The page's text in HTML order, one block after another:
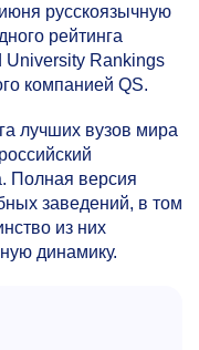
русскоязычную
рейтинга
University Rankings
компанией QS.
лучших вузов мира
Полная версия
заведений, в том
из них
динамику.